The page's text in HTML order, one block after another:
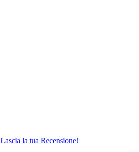
Lascia la tua Recensione!